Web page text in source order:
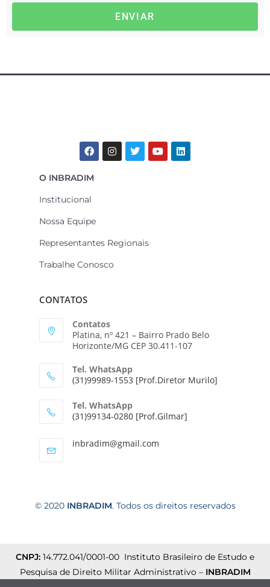
ENVIAR
O INBRADIM
Institucional
Nossa Equipe
Representantes Regionais
Trabalhe Conosco
CONTATOS
Contatos
Platina, nº 421 – Bairro Prado Belo
Horizonte/MG CEP 30.411-107
Tel. WhatsApp
(31)99989-1553 [Prof.Diretor Murilo]
Tel. WhatsApp
(31)99134-0280 [Prof.Gilmar]
inbradim@gmail.com
© 2020 INBRADIM. Todos os direitos reservados
CNPJ: 14.772.041/0001-00 Instituto Brasileiro de Estudo e
Pesquisa de Direito Militar Administrativo – INBRADIM